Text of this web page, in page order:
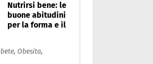
Nutrirsi bene: le
buone abitudini
per la forma e il
Obesita,